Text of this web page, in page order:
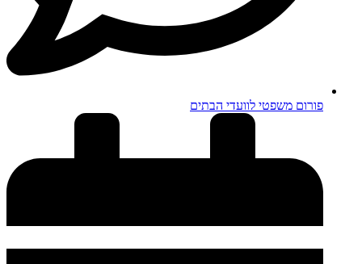
פורום משפטי לוועדי הבתים